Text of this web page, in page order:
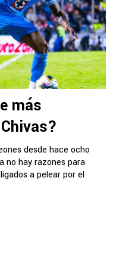
más
desde hace ocho
no hay razones para
a pelear por el